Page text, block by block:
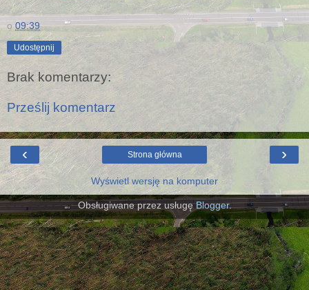
o09:39
Udostępnij
Brak komentarzy:
Prześlij komentarz
‹ ›
Strona główna
Wyświetl wersję na komputer
Obsługiwane przez usługęBlogger.